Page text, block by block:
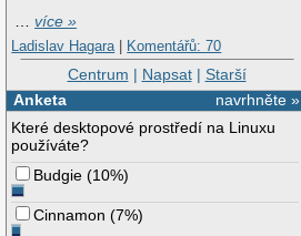
…více »
Ladislav Hagara | Komentářů: 70
Centrum | Napsat| Starší
navrhněte »
Anketa
Které desktopové prostředí na Linuxu
používáte?
Budgie (10%)
Cinnamon (7%)